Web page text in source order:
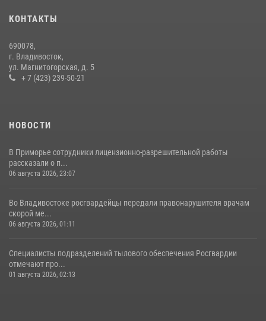
Во Владивостоке росгвардейцы пресекли три попытки хищения в
магазинах
22 июля 2026, 23:38
КОНТАКТЫ
690078,
г. Владивосток,
ул. Магнитогорская, д. 5
+ 7 (423) 239-50-21
НОВОСТИ
В Приморье сотрудники лицензионно-разрешительной работы
рассказали о п...
06 августа 2026, 23:07
Во Владивостоке росгвардейцы передали правонарушителя врачам
скорой ме...
06 августа 2026, 01:11
Специалисты подразделений тылового обеспечения Росгвардии
отмечают про...
01 августа 2026, 02:13